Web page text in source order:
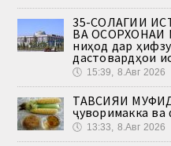
35-СОЛАГИИ
ВА ОСОРХОНАИ
ниҳод дар
дастовардҳои
🕔 15:39, 8.Авг 2026
ТАВСИЯИ
ҷуворимакка
🕔 13:33, 8.Авг 2026